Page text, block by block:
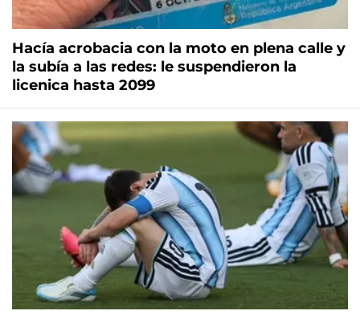
Hacía acrobacia con la moto en plena calle y
la subía a las redes: le suspendieron la
licenica hasta 2099